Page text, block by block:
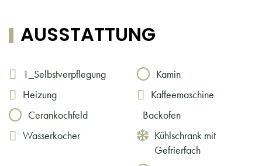
AUSSTATTUNG
1_Selbstverpflegung
Kamin
Heizung
Kaffeemaschine
Cerankochfeld
Backofen
Wasserkocher
Kühlschrank mit
Gefrierfach